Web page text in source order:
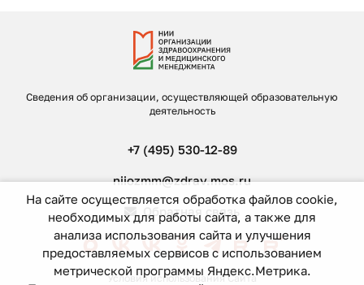
Сведения об организации, осуществляющей образовательную
деятельность
+7 (495) 530-12-89
niiozmm@zdrav.mos.ru
Обратная связь
Условия использования Сайта
На сайте осуществляется обработка файлов cookie,
необходимых для работы сайта, а также для
анализа использования сайта и улучшения
предоставляемых сервисов с использованием
метрической программы Яндекс.Метрика.